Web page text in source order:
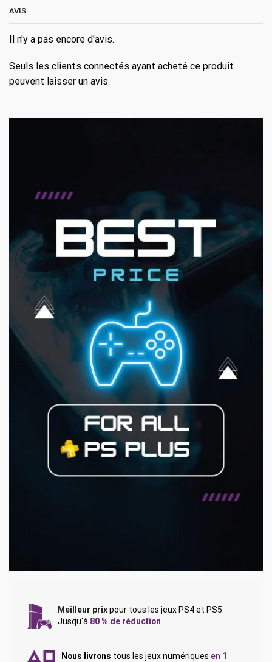
AVIS
Il n'y a pas encore d'avis.
Seuls les clients connectés ayant acheté ce produit
peuvent laisser un avis.
Meilleur prixpour tous les jeux PS4 et PS5.
Jusqu'à 80 % de réduction
Nous livrons tous les jeux numériques en 1